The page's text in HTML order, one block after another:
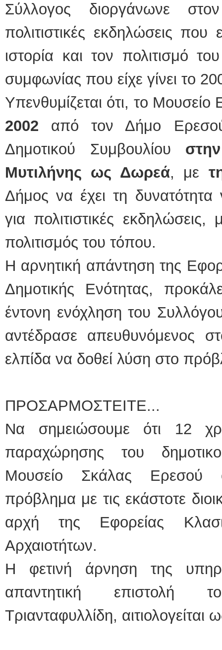
Σύλλογος διοργάνωνε
πολιτιστικές εκδηλώσεις
ιστορία και τον πολιτισμό
συμφωνίας που είχε γίνει το
Υπενθυμίζεται ότι, το
2002 από τον Δήμο
Δημοτικού Συμβουλίου
Μυτιλήνης ως Δωρεά, με
Δήμος να έχει τη
για πολιτιστικές
πολιτισμός του τόπου.
Η αρνητική απάντηση της
Δημοτικής Ενότητας,
έντονη ενόχληση του
αντέδρασε απευθυνόμενος
ελπίδα να δοθεί λύση στο
ΠΡΟΣΑΡΜΟΣΤΕΙΤΕ...
Να σημειώσουμε ότι 12
παραχώρησης του
Μουσείο Σκάλας Ερεσού
πρόβλημα με τις εκάστοτε
αρχή της Εφορείας
Αρχαιοτήτων.
Η φετινή άρνηση της
απαντητική επιστολή
Τριανταφυλλίδη, αιτιολογείται